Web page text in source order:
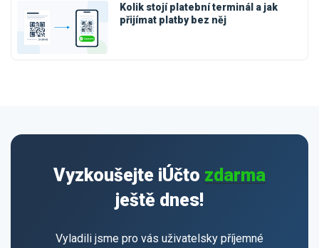
Kolik stojí platební terminál a jak
přijímat platby bez něj
Vyzkoušejte iÚčto zdarma
ještě dnes!
Vyladili jsme pro vás uživatelsky příjemné